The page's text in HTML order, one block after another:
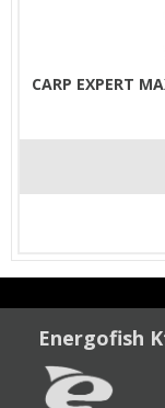
CARP EXPERT
Energofish